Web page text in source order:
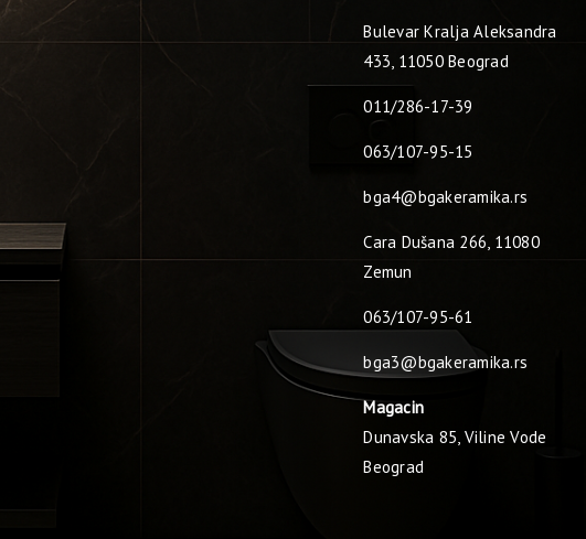
Bulevar Kralja Aleksandra
433, 11050 Beograd
011/286-17-39
063/107-95-15
bga4@bgakeramika.rs
Cara Dušana 266, 11080
Zemun
063/107-95-61
bga3@bgakeramika.rs
Magacin
Dunavska 85, Viline Vode
Beograd